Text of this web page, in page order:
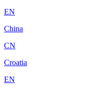
EN
China
CN
Croatia
EN